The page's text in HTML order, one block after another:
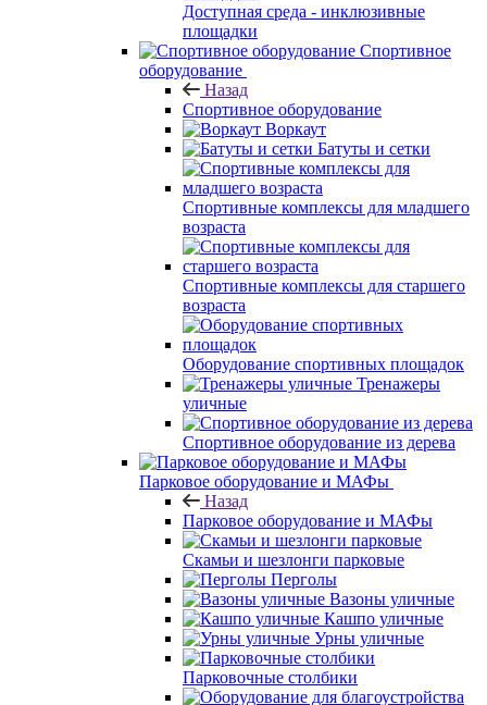
Доступная среда - инклюзивные
площадки
Спортивное
оборудование
Назад
Спортивное оборудование
Воркаут
Батуты и сетки
Спортивные комплексы для младшего
возраста
Спортивные комплексы для старшего
возраста
Оборудование спортивных площадок
Тренажеры
уличные
Спортивное оборудование из дерева
Парковое оборудование и МАФы
Назад
Парковое оборудование и МАФы
Скамьи и шезлонги парковые
Перголы
Вазоны уличные
Кашпо уличные
Урны уличные
Парковочные столбики